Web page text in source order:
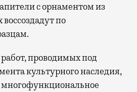
с орнаментом из
воссоздадут по
проводимых под
культурного наследия,
многофункциональное